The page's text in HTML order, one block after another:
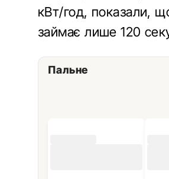
кВт/год, показали,
займає лише 120
Пальне